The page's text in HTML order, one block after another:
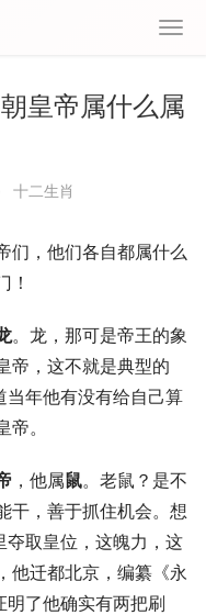
皇帝属什么属
十二生肖
们，他们各自都属什么
！
。龙，那可是帝王的象
帝，这不就是典型的
当年他有没有给自己算
。
，他属鼠。老鼠？是不
干，善于抓住机会。想
夺取皇位，这魄力，这
他迁都北京，编纂《永
明了他确实有两把刷